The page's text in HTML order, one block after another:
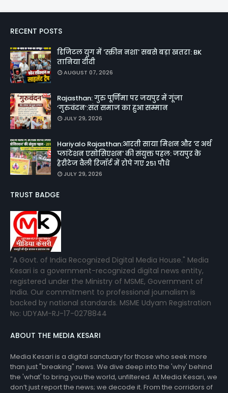
RECENT POSTS
डिजिटल युग में 'स्क्रीन नशा' सबसे बड़ा खतरा: BK
तानिया दीदी
AUGUST 07, 2026
Rajasthan: गुरु पूर्णिमा पर जयपुर में गूंजा
‘गुरुवंदन’:संत समाज का हुआ सम्मान
JULY 29, 2026
Hariyalo Rajasthan:आरती साया मिशन और 'द अर्थ
प्लांटेशन एसोसिएशन' की संयुक्त पहल: जयपुर के
हेरीटेज वैली रिजॉर्ट में रोपे गए 251 पौधे
JULY 29, 2026
TRUST BADGE
"A Govt. of India Recognized Digital Media House." Media
Kesari is a government-recognized digital news entity,
registered under the Ministry of MSME, Government of
India. Our commitment to professional journalism is
backed by national standards. MSME Udyam Registration
No: UDYAM-RJ-17-0278844
ABOUT THE MEDIA KESARI
Media Kesari is a digital sanctuary for those who seek more
than just "breaking" news. We dive deep into the 'why' behind
the 'what' to bring you the world, unfiltered. At Media Kesari, we
don’t just report the news; we decode it. From the corridors of